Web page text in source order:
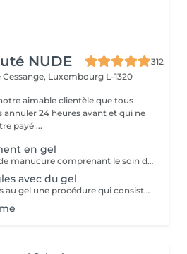
NUDE
312
Cessange, Luxembourg L-1320
aimable clientèle que tous
annuler 24 heures avant et qui ne
payé ...
en gel
Il s'agit d'une prestation de manucure comprenant le soin des cuticules, le polissage des replis latéraux, ainsi que le renforcement de vos ongles naturels sans extension. Les ongles deviennent plus forts, soignés et gardent leur longueur naturelle. Il est recommandé de répéter la procédure toutes les 3 semaines pour maintenir un résultat optimal.
avec du gel
Renforcement des ongles au gel une procédure qui consiste à appliquer un gel fortifiant sur l'ongle naturel. Il protège contre la casse, lisse la surface et renforce les ongles. Convient à : Ongles fins, cassants et dédoublés Ceux qui veulent renforcer leurs ongles sans extension Prolonger la tenue du vernis Le gel est appliqué en fine couche, sans alourdir l'ongle, et aide à obtenir une longueur saine.